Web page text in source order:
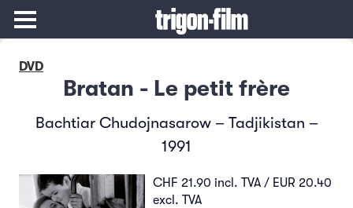
DVD
Bratan - Le petit frère
Bachtiar Chudojnasarow – Tadjikistan –
1991
CHF 21.90 incl. TVA / EUR 20.40
excl. TVA